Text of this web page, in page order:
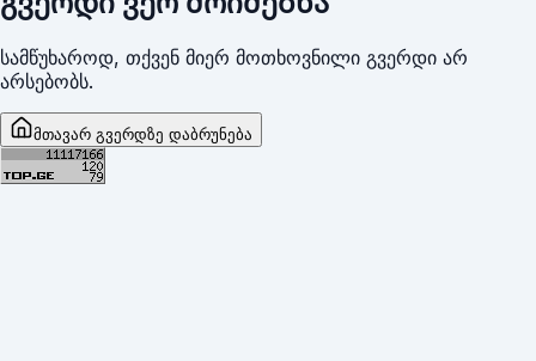
სამწუხაროდ, თქვენ მიერ მოთხოვნილი გვერდი არ
არსებობს.
მთავარ გვერდზე დაბრუნება